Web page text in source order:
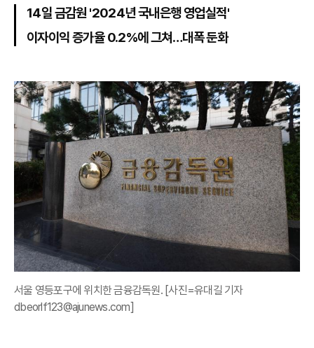
14일 금감원 '2024년 국내은행 영업실적'
이자이익 증가율 0.2%에 그쳐…대폭 둔화
서울 영등포구에 위치한 금융감독원. [사진=유대길 기자
dbeorlf123@ajunews.com]